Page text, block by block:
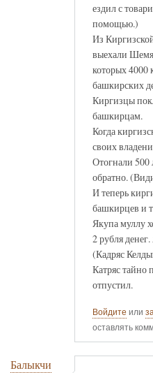
ездил с
помощью.)
Из
выехали
которых 4000
башкирских
Киргизцы
башкирцам.
Когда
своих
Отогнали
обратно.
И теперь
башкирцев и
Якупа муллу
2 рубля
(Кадряс
Катряс тайно
отпустил.
Войдите или
оставлять
Балыкчи